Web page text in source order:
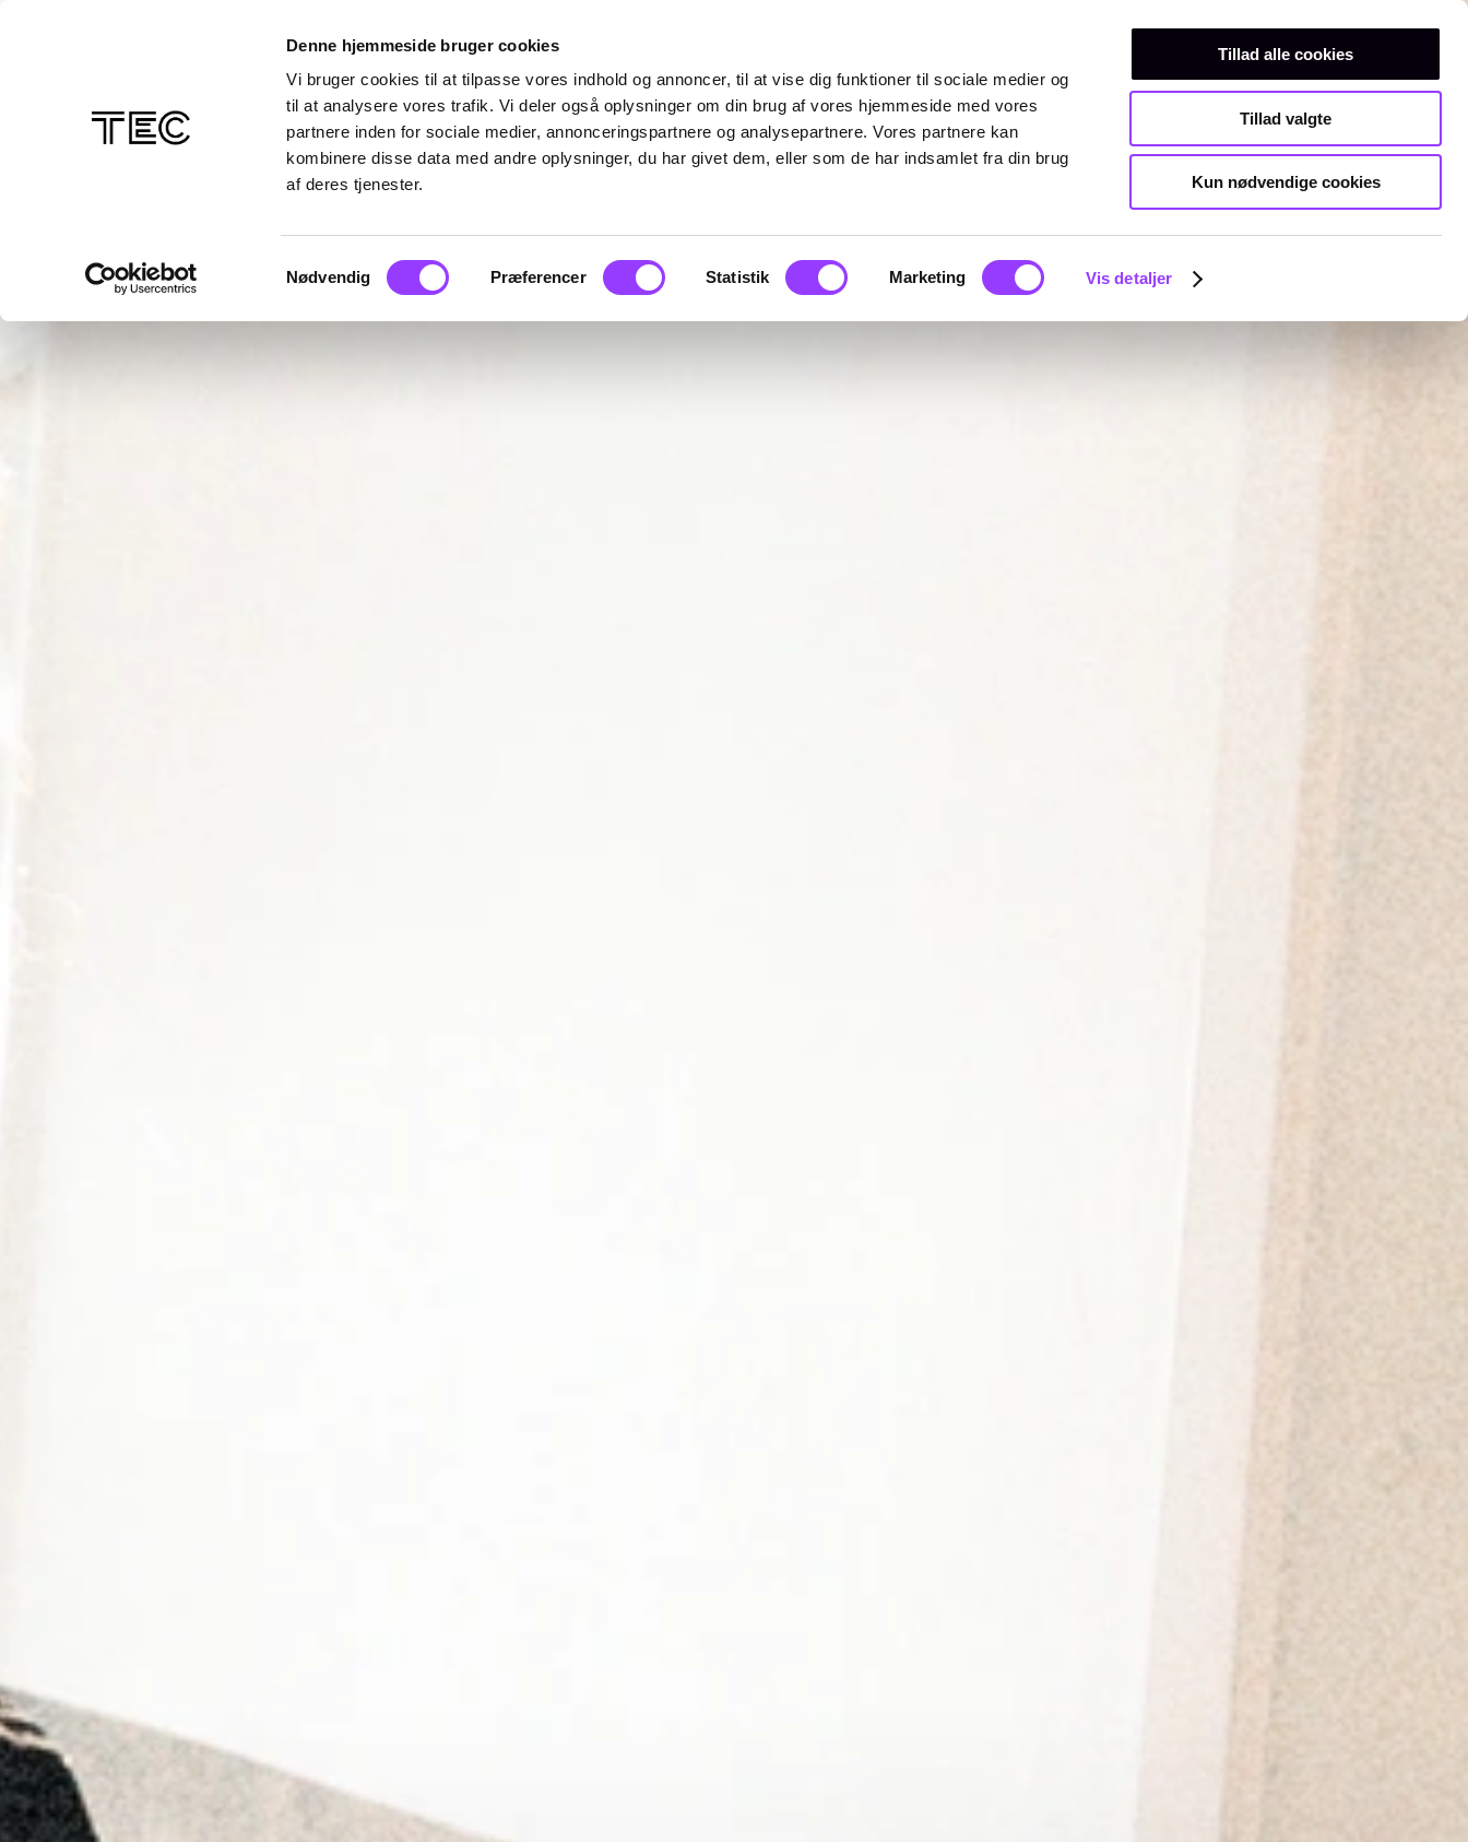
Denne hjemmeside bruger cookies
Vi bruger cookies til at tilpasse vores indhold og annoncer, til at vise dig funktioner til sociale medier og
til at analysere vores trafik. Vi deler også oplysninger om din brug af vores hjemmeside med vores
partnere inden for sociale medier, annonceringspartnere og analysepartnere. Vores partnere kan
kombinere disse data med andre oplysninger, du har givet dem, eller som de har indsamlet fra din brug
af deres tjenester.
Samtykkevalg
Nødvendig Præferencer Statistik Marketing Vis detaljer
Tillad alle cookies
Tillad valgte
Kun nødvendige cookies
Teknisk gymnasiumKurser